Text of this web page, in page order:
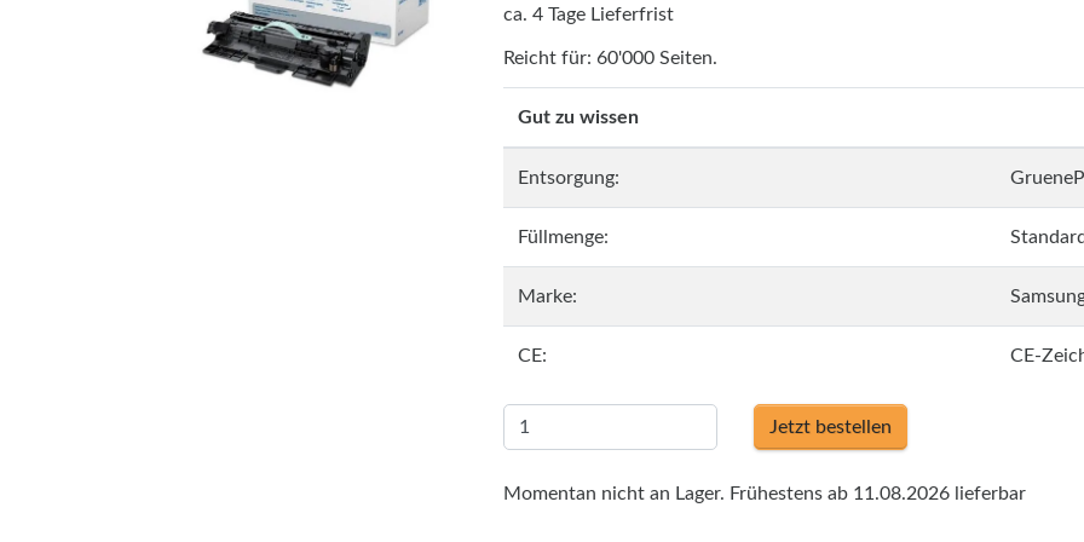
ca. 4 Tage Lieferfrist
Reicht für: 60'000 Seiten.
Gut zu wissen
Entsorgung:
Füllmenge: Standard
Marke:
CE: CE-
Jetzt bestellen
Momentan nicht an Lager. Frühestens ab 11.08.2026 lieferbar